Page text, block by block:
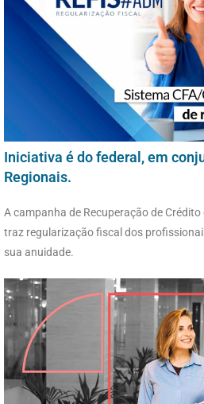
Iniciativa é do federal, em
Regionais.
A campanha de Recuperação de
traz regularização fiscal dos
sua anuidade.